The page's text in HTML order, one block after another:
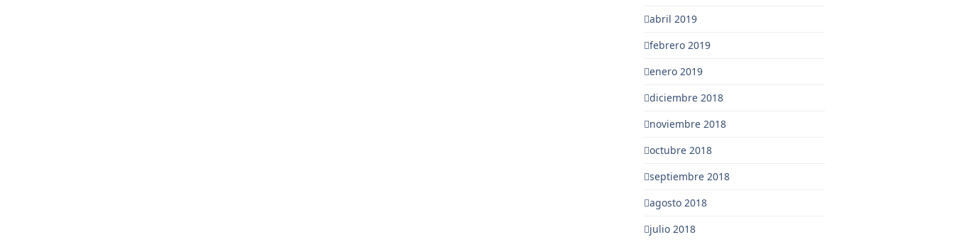
abril 2019
febrero 2019
enero 2019
diciembre 2018
noviembre 2018
octubre 2018
septiembre 2018
agosto 2018
julio 2018